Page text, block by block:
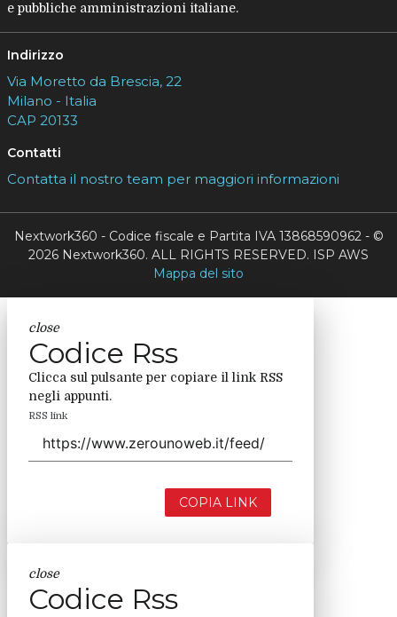
e pubbliche amministrazioni italiane.
Indirizzo
Via Moretto da Brescia, 22
Milano - Italia
CAP 20133
Contatti
Contatta il nostro team per maggiori informazioni
Nextwork360 - Codice fiscale e Partita IVA 13868590962 - ©
2026 Nextwork360. ALL RIGHTS RESERVED. ISP AWS
Mappa del sito
close
Codice Rss
Clicca sul pulsante per copiare il link RSS
negli appunti.
RSS link
COPIA LINK
close
Codice Rss